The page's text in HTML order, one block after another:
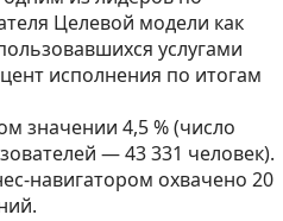
Целевой модели как
услугами
исполнения по итогам
значении 4,5 % (число
— 43 331 человек).
навигатором охвачено 20